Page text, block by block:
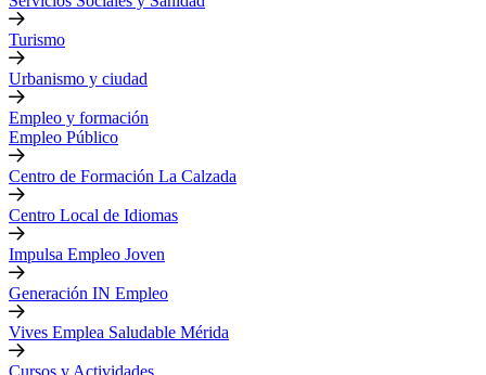
Turismo
Urbanismo y ciudad
Empleo y formación
Empleo Público
Centro de Formación La Calzada
Centro Local de Idiomas
Impulsa Empleo Joven
Generación IN Empleo
Vives Emplea Saludable Mérida
Cursos y Actividades